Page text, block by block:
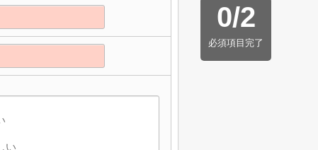
0/2
必須項目完了